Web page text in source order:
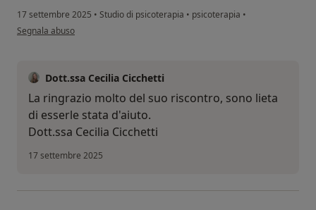
17 settembre 2025 • Studio di psicoterapia • psicoterapia •
secondo l'opinione dell'utente MM
Segnala abuso
Dott.ssa Cecilia Cicchetti
La ringrazio molto del suo riscontro, sono lieta
di esserle stata d'aiuto.
Dott.ssa Cecilia Cicchetti
17 settembre 2025